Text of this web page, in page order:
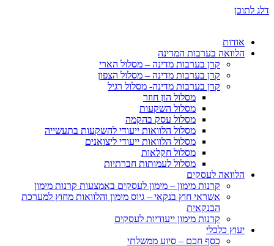
דלג לתוכן
אודות
הלוואה בערבות המדינה
קרן בערבות מדינה – מסלול הארי
קרן בערבות מדינה – מסלול הצפון
קרן בערבות מדינה- מסלול רגיל
מסלול הון חוזר
מסלול השקעות
מסלול עסק בהקמה
מסלול הלוואות ייעודי להשקעות בתעשייה
מסלול הלוואות ייעודי ליצואנים
מסלול חקלאות
מסלול לעמותות חברתיות
הלוואה לעסקים
קרנות מימון – מימון לעסקים באמצעות קרנות מימון
אשראי חוץ בנקאי – גיוס מימון והלוואות מחוץ למערכת
הבנקאית
קרנות מימון ייעודיות לעסקים
יעוץ כלכלי
כסף חכם – סיוע ממשלתי